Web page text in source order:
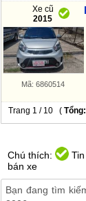
Xe cũ
2015
Mã: 6860514
Trang 1 / 10 (
Chú thích:
bán xe
Bạn đang tìm